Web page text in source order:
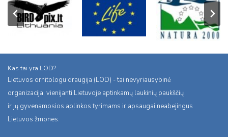
Kas tai yra LOD?
Lietuvos ornitologu draugija (LOD) - tai nevyriausybinė
organizacija, vienijanti Lietuvoje aptinkamų laukinių paukščių
ir jų gyvenamosios aplinkos tyrimams ir apsaugai neabejingus
Lietuvos žmones.